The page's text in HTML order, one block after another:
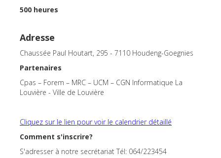
500 heures
Adresse
Chaussée Paul Houtart, 295 - 7110 Houdeng-Goegnies
Partenaires
Cpas – Forem – MRC – UCM – CGN Informatique La
Louvière - Ville de Louvière
Cliquez sur le lien pour voir le calendrier détaillé
Comment s'inscrire?
S'adresser à notre secrétariat Tél: 064/223454